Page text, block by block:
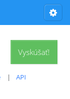
Vyskúšať!
API